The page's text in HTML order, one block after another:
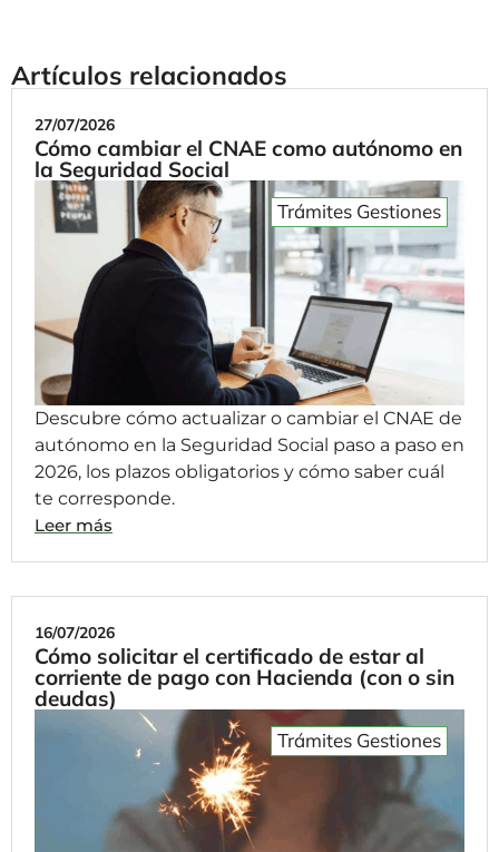
Artículos relacionados
27/07/2026
Cómo cambiar el CNAE como autónomo en
la Seguridad Social
Descubre cómo actualizar o cambiar el CNAE de
autónomo en la Seguridad Social paso a paso en
2026, los plazos obligatorios y cómo saber cuál
te corresponde.
Leer más
Trámites Gestiones
16/07/2026
Cómo solicitar el certificado de estar al
corriente de pago con Hacienda (con o sin
deudas)
Trámites Gestiones